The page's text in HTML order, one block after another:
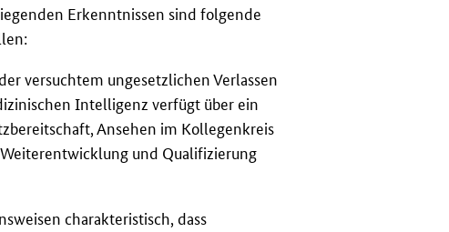
Erkenntnissen sind folgende
versuchtem ungesetzlichen Verlassen
Intelligenz verfügt über ein
Ansehen im Kollegenkreis
und Qualifizierung
charakteristisch, dass